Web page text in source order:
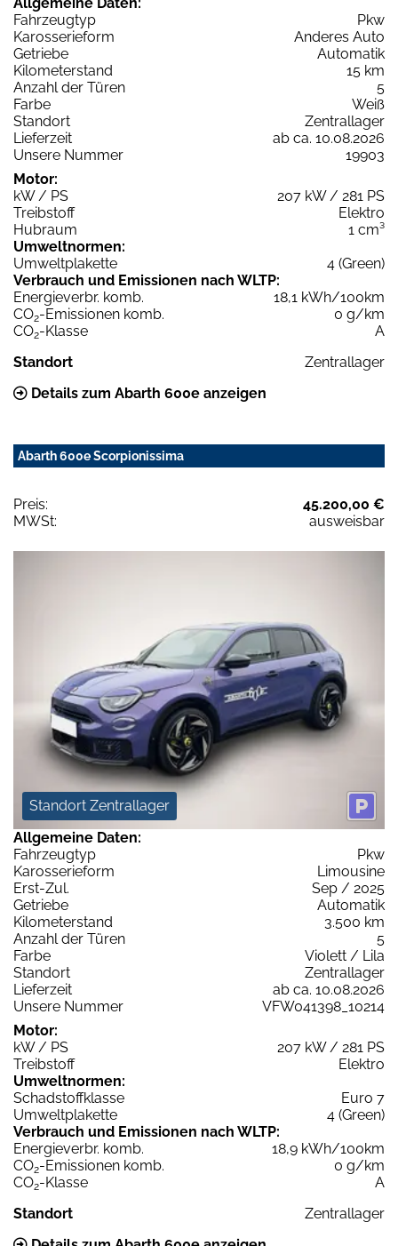
Fahrzeugtyp
Pkw
Karosserieform
Anderes Auto
Getriebe
Automatik
Kilometerstand
15 km
Anzahl der Türen
5
Farbe
Weiß
Standort
Zentrallager
Lieferzeit
ab ca. 10.08.2026
Unsere Nummer
19903
Motor:
kW / PS
207 kW / 281 PS
Treibstoff
Elektro
Hubraum
1 cm³
Umweltnormen:
Umweltplakette
4 (Green)
Verbrauch und Emissionen nach WLTP:
Energieverbr. komb.
18,1 kWh/100km
CO2-Emissionen komb.
0 g/km
CO2-Klasse
A
Standort
Zentrallager
Details zum Abarth 600e anzeigen
Abarth 600e Scorpionissima
Preis:
45.200,00 €
MWSt:
ausweisbar
Standort Zentrallager
Allgemeine Daten:
Fahrzeugtyp
Pkw
Karosserieform
Limousine
Erst-Zul.
Sep / 2025
Getriebe
Automatik
Kilometerstand
3.500 km
Anzahl der Türen
5
Farbe
Violett / Lila
Standort
Zentrallager
Lieferzeit
ab ca. 10.08.2026
Unsere Nummer
VFW041398_10214
Motor:
kW / PS
207 kW / 281 PS
Treibstoff
Elektro
Umweltnormen:
Schadstoffklasse
Euro 7
Umweltplakette
4 (Green)
Verbrauch und Emissionen nach WLTP:
Energieverbr. komb.
18,9 kWh/100km
CO2-Emissionen komb.
0 g/km
CO2-Klasse
A
Standort
Zentrallager